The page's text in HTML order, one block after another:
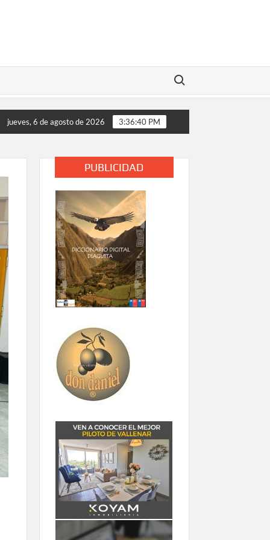
Buscar:
de las comunidades educativas rurales de Vallenar y Alto
jueves, 6 de agosto de 2026 3:36:41 PM
PUBLICIDAD